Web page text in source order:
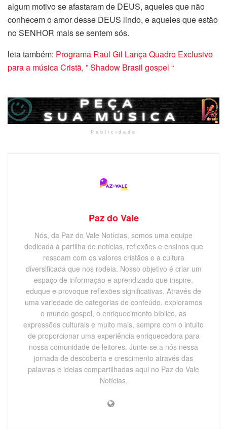
algum motivo se afastaram de DEUS, aqueles que não
conhecem o amor desse DEUS lindo, e aqueles que estão
no SENHOR mais se sentem sós.
leia também: Programa Raul Gil Lança Quadro Exclusivo
para a música Cristã, ” Shadow Brasil gospel “
Publicidade
Paz do Vale
Nós, da Paz do Vale Notícias, somos uma equipe
dedicada à partilha de notícias, reflexões e ensinos que
ressoam com os valores cristãos e a cultura
diversificada que nos rodeia. Nosso objetivo é criar um
espaço de informação e aprendizado que inspire,
eduque e provoque reflexões significativas. Através de
uma variedade de categorias de conteúdo, exploramos
o mundo gospel, o enriquecimento bíblico, as
expressões culturais e muito mais, sempre com o intuito
de proporcionar uma experiência enriquecedora para
nossa comunidade de leitores. Junte-se a nós nessa
jornada de descoberta e crescimento através das
palavras e ideias compartilhadas aqui no Paz do Vale
Notícias.